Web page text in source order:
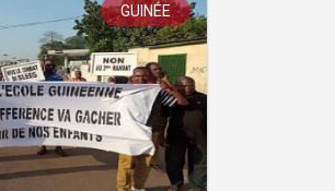
GUINÉE